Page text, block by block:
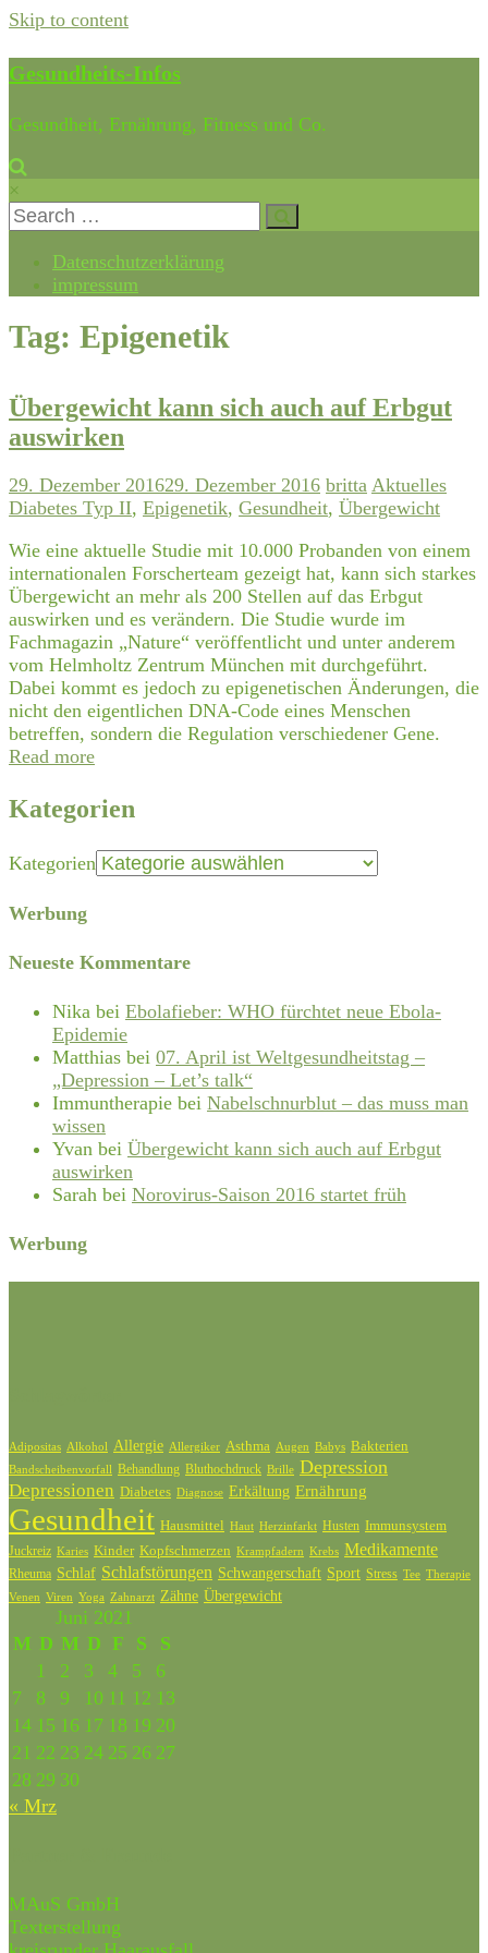
Skip to content
Gesundheits-Infos
Gesundheit, Ernährung, Fitness und Co.
×
Datenschutzerklärung
impressum
Tag: Epigenetik
Übergewicht kann sich auch auf Erbgut
auswirken
29. Dezember 201629. Dezember 2016 britta Aktuelles
Diabetes Typ II, Epigenetik, Gesundheit, Übergewicht
Wie eine aktuelle Studie mit 10.000 Probanden von einem
internationalen Forscherteam gezeigt hat, kann sich starkes
Übergewicht an mehr als 200 Stellen auf das Erbgut
auswirken und es verändern. Die Studie wurde im
Fachmagazin „Nature“ veröffentlicht und unter anderem
vom Helmholtz Zentrum München mit durchgeführt.
Dabei kommt es jedoch zu epigenetischen Änderungen, die
nicht den eigentlichen DNA-Code eines Menschen
betreffen, sondern die Regulation verschiedener Gene.
Read more
Kategorien
Kategorien
Werbung
Neueste Kommentare
Nika bei Ebolafieber: WHO fürchtet neue Ebola-
Epidemie
Matthias bei 07. April ist Weltgesundheitstag –
„Depression – Let’s talk“
Immuntherapie bei Nabelschnurblut – das muss man
wissen
Yvan bei Übergewicht kann sich auch auf Erbgut
auswirken
Sarah bei Norovirus-Saison 2016 startet früh
Werbung
Adipositas Alkohol Allergie Allergiker Asthma Augen Babys Bakterien
Bandscheibenvorfall Behandlung Bluthochdruck Brille Depression
Depressionen Diabetes Diagnose Erkältung Ernährung
Gesundheit Hausmittel Haut Herzinfarkt Husten Immunsystem
Juckreiz Karies Kinder Kopfschmerzen Krampfadern Krebs Medikamente
Rheuma Schlaf Schlafstörungen Schwangerschaft Sport Stress Tee Therapie
Venen Viren Yoga Zahnarzt Zähne Übergewicht
Juni 2021
M D M D F S
S
1
2 3 4 5
6
7
8 9 10 11 12 13
14 15 16 17 18 19 20
21 22 23 24 25 26 27
28 29 30
« Mrz
MAuS GmbH
Texterstellung